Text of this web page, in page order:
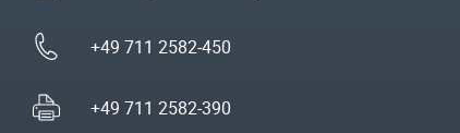
+49 711 2582-450
+49 711 2582-390